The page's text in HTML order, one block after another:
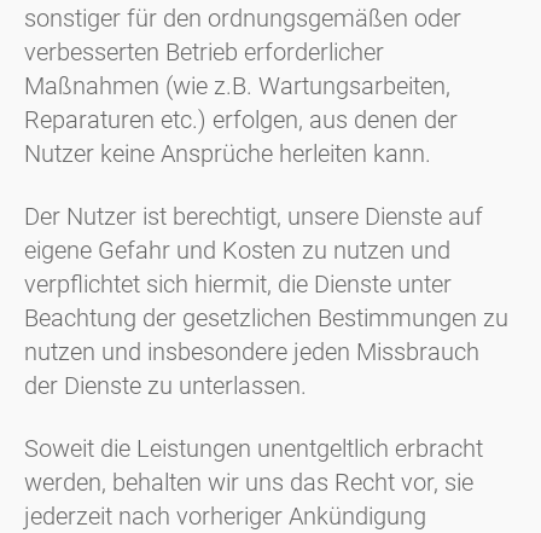
sonstiger für den ordnungsgemäßen oder
verbesserten Betrieb erforderlicher
Maßnahmen (wie z.B. Wartungsarbeiten,
Reparaturen etc.) erfolgen, aus denen der
Nutzer keine Ansprüche herleiten kann.
Der Nutzer ist berechtigt, unsere Dienste auf
eigene Gefahr und Kosten zu nutzen und
verpflichtet sich hiermit, die Dienste unter
Beachtung der gesetzlichen Bestimmungen zu
nutzen und insbesondere jeden Missbrauch
der Dienste zu unterlassen.
Soweit die Leistungen unentgeltlich erbracht
werden, behalten wir uns das Recht vor, sie
jederzeit nach vorheriger Ankündigung